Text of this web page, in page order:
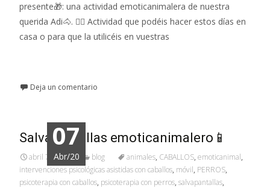
presente🎁: una actividad emoticanimalera de nuestra
querida Adi🐴. 👉🏼 Actividad que podéis hacer estos días en
casa o para que la utilicéis en vuestras
Deja un comentario
07
Abr/20
Salvapantallas emoticanimalero📱
abril 7, 2020 blog animales, CABALLOS, emoticanimal,
intervenciones psicológicas asistidas con caballos, móvil, PERROS,
psicoterapia con caballos, psicoterapia con perros, salvapantallas,